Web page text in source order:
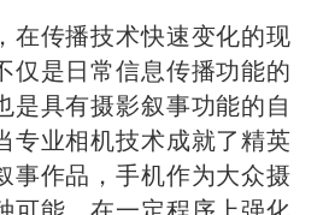
传播技术快速变化的现
仅是日常信息传播功能的
是具有摄影叙事功能的自
专业相机技术成就了精英
事作品，手机作为大众摄
可能，在一定程序上强化